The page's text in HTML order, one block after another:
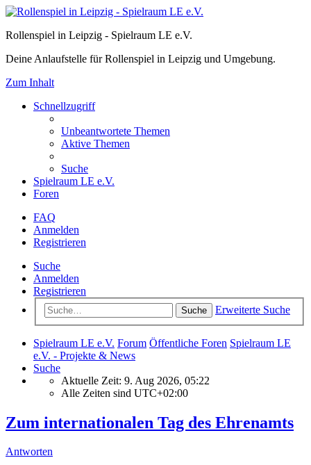
Rollenspiel in Leipzig - Spielraum LE e.V.
Deine Anlaufstelle für Rollenspiel in Leipzig und Umgebung.
Zum Inhalt
Schnellzugriff
Unbeantwortete Themen
Aktive Themen
Suche
Spielraum LE e.V.
Foren
FAQ
Anmelden
Registrieren
Suche
Anmelden
Registrieren
Suche Erweiterte Suche
Spielraum LE e.V. Forum Öffentliche Foren Spielraum LE
e.V. - Projekte & News
Suche
Aktuelle Zeit: 9. Aug 2026, 05:22
Alle Zeiten sind UTC+02:00
Zum internationalen Tag des Ehrenamts
Antworten